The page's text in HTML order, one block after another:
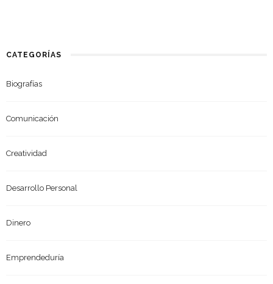
CATEGORÍAS
Biografías
Comunicación
Creatividad
Desarrollo Personal
Dinero
Emprendeduría